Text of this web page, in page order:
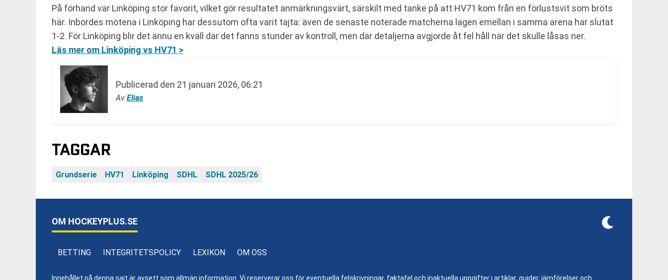
På förhand var Linköping stor favorit, vilket gör resultatet anmärkningsvärt, särskilt med tanke på att HV71 kom från en förlustsvit som bröts
här. Inbördes mötena i Linköping har dessutom ofta varit tajta: även de senaste noterade matcherna lagen emellan i samma arena har slutat
1-2. För Linköping blir det ännu en kväll där det fanns stunder av kontroll, men där detaljerna avgjorde åt fel håll när det skulle låsas ner.
Läs mer om Linköping vs HV71 >
Publicerad den 21 januari 2026, 06:21
Av Elias
TAGGAR
Grundserie HV71 Linköping SDHL SDHL 2025/26
OM HOCKEYPLUS.SE
BETTING INTEGRITETSPOLICY LEXIKON OM OSS
Innehållet på denna sajt är avsett som allmän information. Vi reserverar oss för eventuella felskrivningar, faktafel och inaktuella uppgifter i artiklar, guider, jämförelser och